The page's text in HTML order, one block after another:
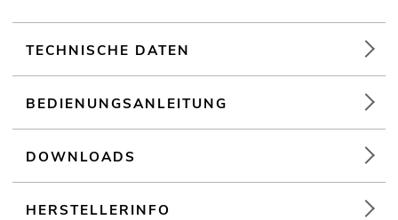
TECHNISCHE DATEN
BEDIENUNGSANLEITUNG
DOWNLOADS
HERSTELLERINFO